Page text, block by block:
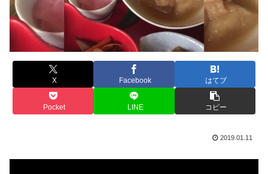
X Facebook はてブ
Pocket LINE コピー
2019.01.11